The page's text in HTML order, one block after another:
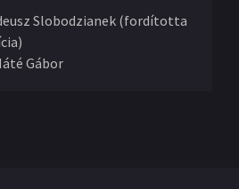
Slobodzianek (fordította
Gábor